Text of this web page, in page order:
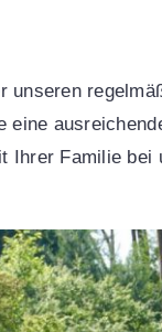
unseren
Ihrer Familie bei